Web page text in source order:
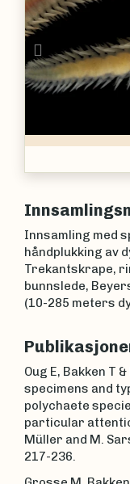
Polycirrus
Previous
Innsamling med
håndplukking av
Trekantskrape,
bunnslede,
(10-285 meters
Oug E, Bakken T
specimens and
polychaete
particular
Müller and M.
217-236.